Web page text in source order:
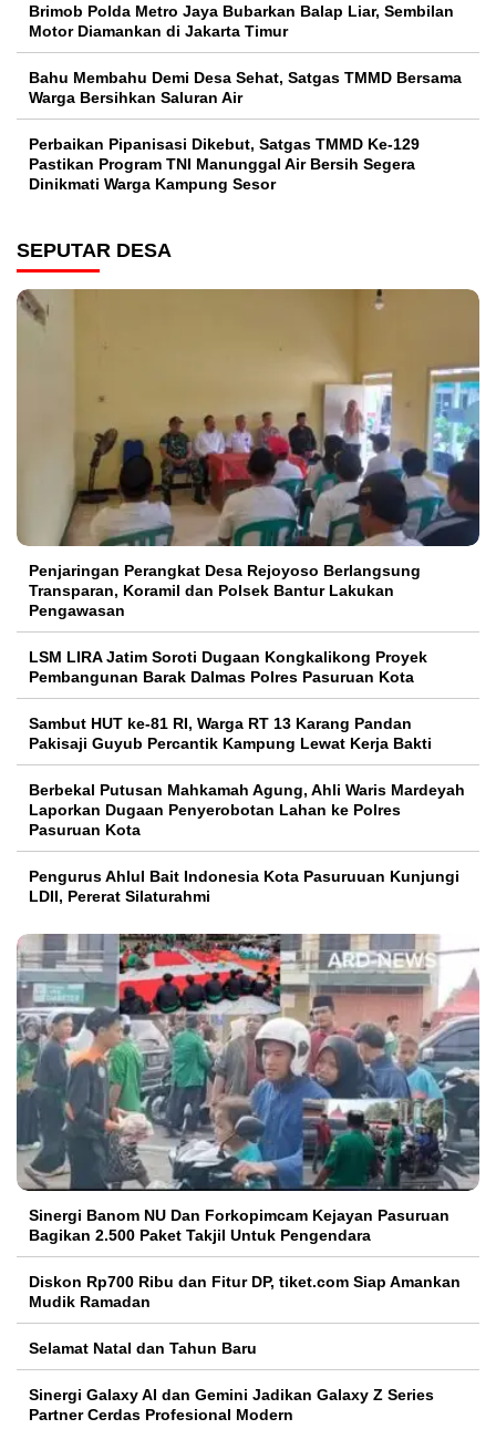
Brimob Polda Metro Jaya Bubarkan Balap Liar, Sembilan
Motor Diamankan di Jakarta Timur
Bahu Membahu Demi Desa Sehat, Satgas TMMD Bersama
Warga Bersihkan Saluran Air
Perbaikan Pipanisasi Dikebut, Satgas TMMD Ke-129
Pastikan Program TNI Manunggal Air Bersih Segera
Dinikmati Warga Kampung Sesor
SEPUTAR DESA
Penjaringan Perangkat Desa Rejoyoso Berlangsung
Transparan, Koramil dan Polsek Bantur Lakukan
Pengawasan
LSM LIRA Jatim Soroti Dugaan Kongkalikong Proyek
Pembangunan Barak Dalmas Polres Pasuruan Kota
Sambut HUT ke-81 RI, Warga RT 13 Karang Pandan
Pakisaji Guyub Percantik Kampung Lewat Kerja Bakti
Berbekal Putusan Mahkamah Agung, Ahli Waris Mardeyah
Laporkan Dugaan Penyerobotan Lahan ke Polres
Pasuruan Kota
Pengurus Ahlul Bait Indonesia Kota Pasuruuan Kunjungi
LDII, Pererat Silaturahmi
Sinergi Banom NU Dan Forkopimcam Kejayan Pasuruan
Bagikan 2.500 Paket Takjil Untuk Pengendara
Diskon Rp700 Ribu dan Fitur DP, tiket.com Siap Amankan
Mudik Ramadan
Selamat Natal dan Tahun Baru
Sinergi Galaxy AI dan Gemini Jadikan Galaxy Z Series
Partner Cerdas Profesional Modern